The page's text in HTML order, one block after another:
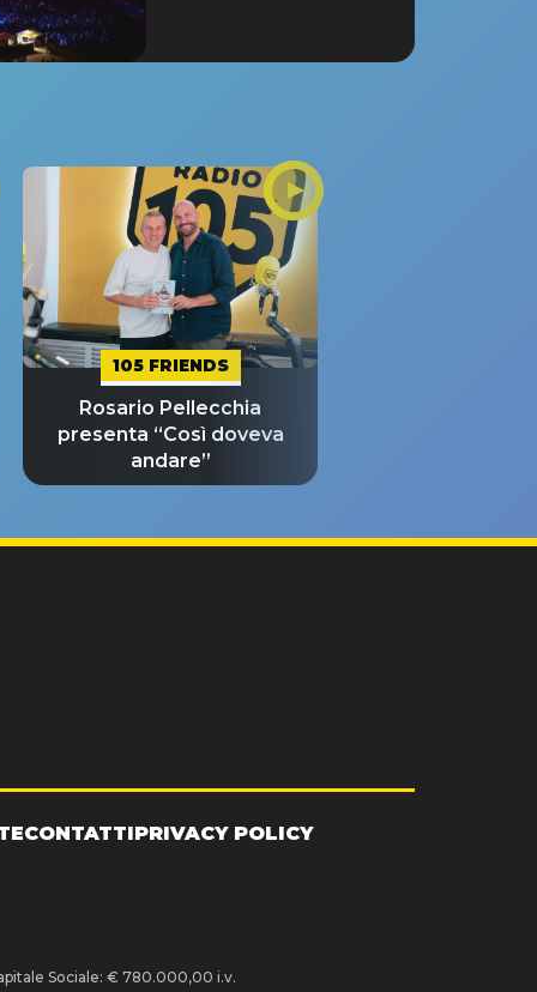
105 FRIENDS
Rosario Pellecchia
presenta “Così doveva
andare”
CONTATTIPRIVACY POLICY
Sociale: € 780.000,00 i.v.